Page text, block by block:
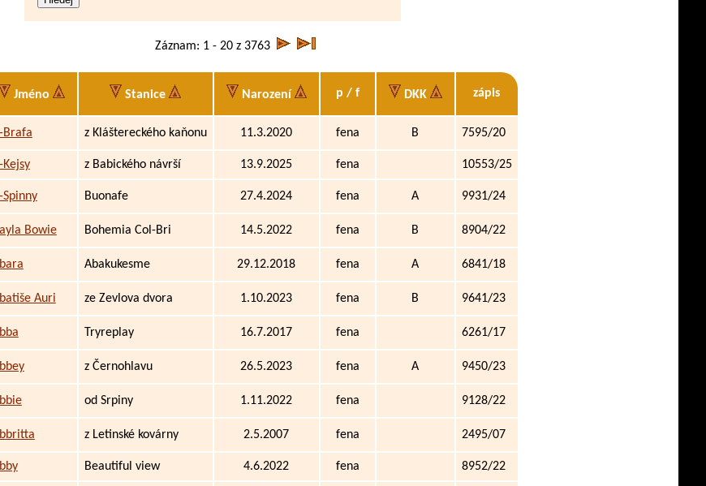
Záznam: 1 - 20 z 3763
Jméno Stanice Narození p / f DKK zápis
Brafa z Kláštereckého kaňonu 11.3.2020 fena B 7595/20
Kejsy z Babického návrší 13.9.2025 fena 10553/25
Spinny Buonafe 27.4.2024 fena A 9931/24
Bowie Bohemia Col-Bri 14.5.2022 fena B 8904/22
Abakukesme 29.12.2018 fena A 6841/18
Auri ze Zevlova dvora 1.10.2023 fena B 9641/23
Tryreplay 16.7.2017 fena 6261/17
z Černohlavu 26.5.2023 fena A 9450/23
od Srpiny 1.11.2022 fena 9128/22
z Letinské kovárny 2.5.2007 fena 2495/07
Beautiful view 4.6.2022 fena 8952/22